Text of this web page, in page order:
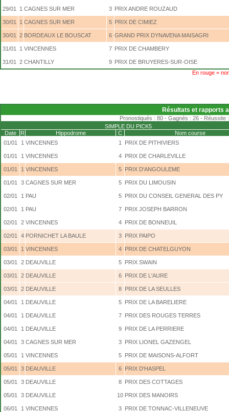
29/01 1 CAGNES SUR MER 3 PRIX ANDRE ROUZAUD
30/01 1 CAGNES SUR MER 5 PRIX DE CIMIEZ
30/01 2 BORDEAUX LE BOUSCAT 6 GRAND PRIX DYNAVENA MAISAGRI
31/01 1 VINCENNES 7 PRIX DE CHAMBERY
31/01 2 CHANTILLY 9 PRIX DE BRUYERES-SUR-OISE
En rouge =
Résultats et rapports
Pronostiqués : 80 - Gagnés : 26 - Réussite
SIMPLE DU PICK5
Date
R Hippodrome C
Nom course
01/01
1 VINCENNES 1 PRIX DE PITHIVIERS
01/01 1 VINCENNES 4 PRIX DE CHARLEVILLE
01/01 1 VINCENNES 5 PRIX D'ANGOULEME
01/01 3 CAGNES SUR MER 5 PRIX DU LIMOUSIN
02/01 1 PAU 5 PRIX DU CONSEIL GENERAL DES PY
02/01 1 PAU 7 PRIX JOSEPH BARRON
02/01 2 VINCENNES 4 PRIX DE BONNEUIL
02/01 4 PORNICHET LA BAULE 3 PRIX PAIPO
03/01 1 VINCENNES 4 PRIX DE CHATELGUYON
03/01 2 DEAUVILLE 5 PRIX SWAIN
03/01 2 DEAUVILLE 6 PRIX DE L'AURE
03/01 2 DEAUVILLE 8 PRIX DE LA SEULLES
04/01 1 DEAUVILLE 5 PRIX DE LA BARELIERE
04/01 1 DEAUVILLE 7 PRIX DES ROUGES TERRES
04/01 1 DEAUVILLE 9 PRIX DE LA PERRIERE
04/01 3 CAGNES SUR MER 3 PRIX LIONEL GAZENGEL
05/01 1 VINCENNES 5 PRIX DE MAISONS-ALFORT
05/01 3 DEAUVILLE 6 PRIX D'HASPEL
05/01 3 DEAUVILLE 8 PRIX DES COTTAGES
05/01 3 DEAUVILLE 10 PRIX DES MANOIRS
06/01 1 VINCENNES 3 PRIX DE TONNAC-VILLENEUVE